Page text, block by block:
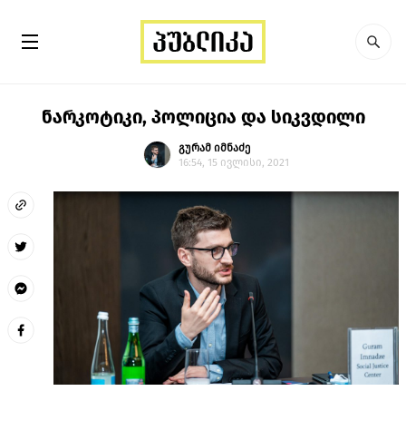
ნარკოტიკი, პოლიცია და სიკვდილი
გურამ იმნაძე
16:54, 15 ივლისი, 2021